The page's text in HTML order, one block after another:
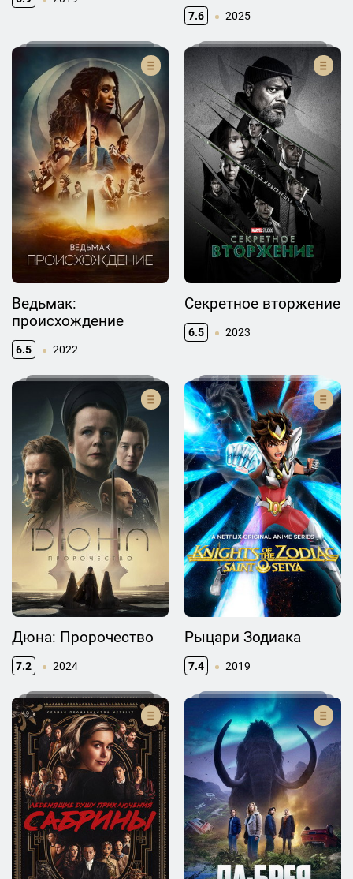
7.6 2025
Ведьмак:
происхождение
6.5 2022
Секретное вторжение
6.5 2023
Дюна: Пророчество
7.2 2024
Рыцари Зодиака
7.4 2019